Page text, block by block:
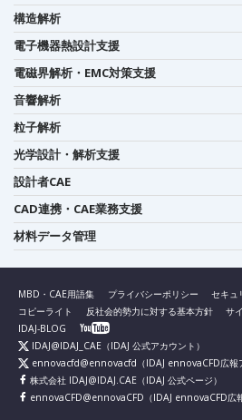
構造解析
電子機器熱設計支援
電磁界解析・EMC対策支援
音響解析
粒子解析
光学設計・解析支援
設計者CAE
CAD連携・CAE業務支援
材料データ管理
MBD・CAE用語集 プライバシーポリシー
セキュ
コピーライト
反社会的勢力に対する基本方針 サ
IDAJ-BLOG
IDAJ@IDAJ_CAE （IDAJ 公式アカウント）
ennovacfd@ennovacfd （IDAJ ennovaCFD広報
株式会社 IDAJ@IDAJ.CAE （IDAJ 公式ページ）
ennovaCFD@ennovaCFD （IDAJ ennovaCFD広